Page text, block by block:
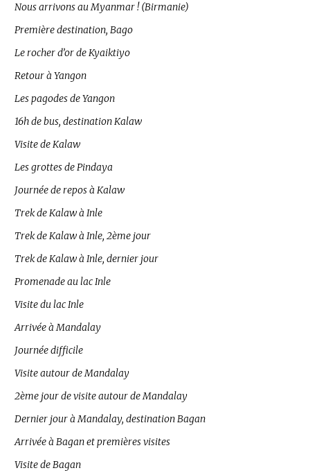
Nous arrivons au Myanmar ! (Birmanie)
Première destination, Bago
Le rocher d’or de Kyaiktiyo
Retour à Yangon
Les pagodes de Yangon
16h de bus, destination Kalaw
Visite de Kalaw
Les grottes de Pindaya
Journée de repos à Kalaw
Trek de Kalaw à Inle
Trek de Kalaw à Inle, 2ème jour
Trek de Kalaw à Inle, dernier jour
Promenade au lac Inle
Visite du lac Inle
Arrivée à Mandalay
Journée difficile
Visite autour de Mandalay
2ème jour de visite autour de Mandalay
Dernier jour à Mandalay, destination Bagan
Arrivée à Bagan et premières visites
Visite de Bagan